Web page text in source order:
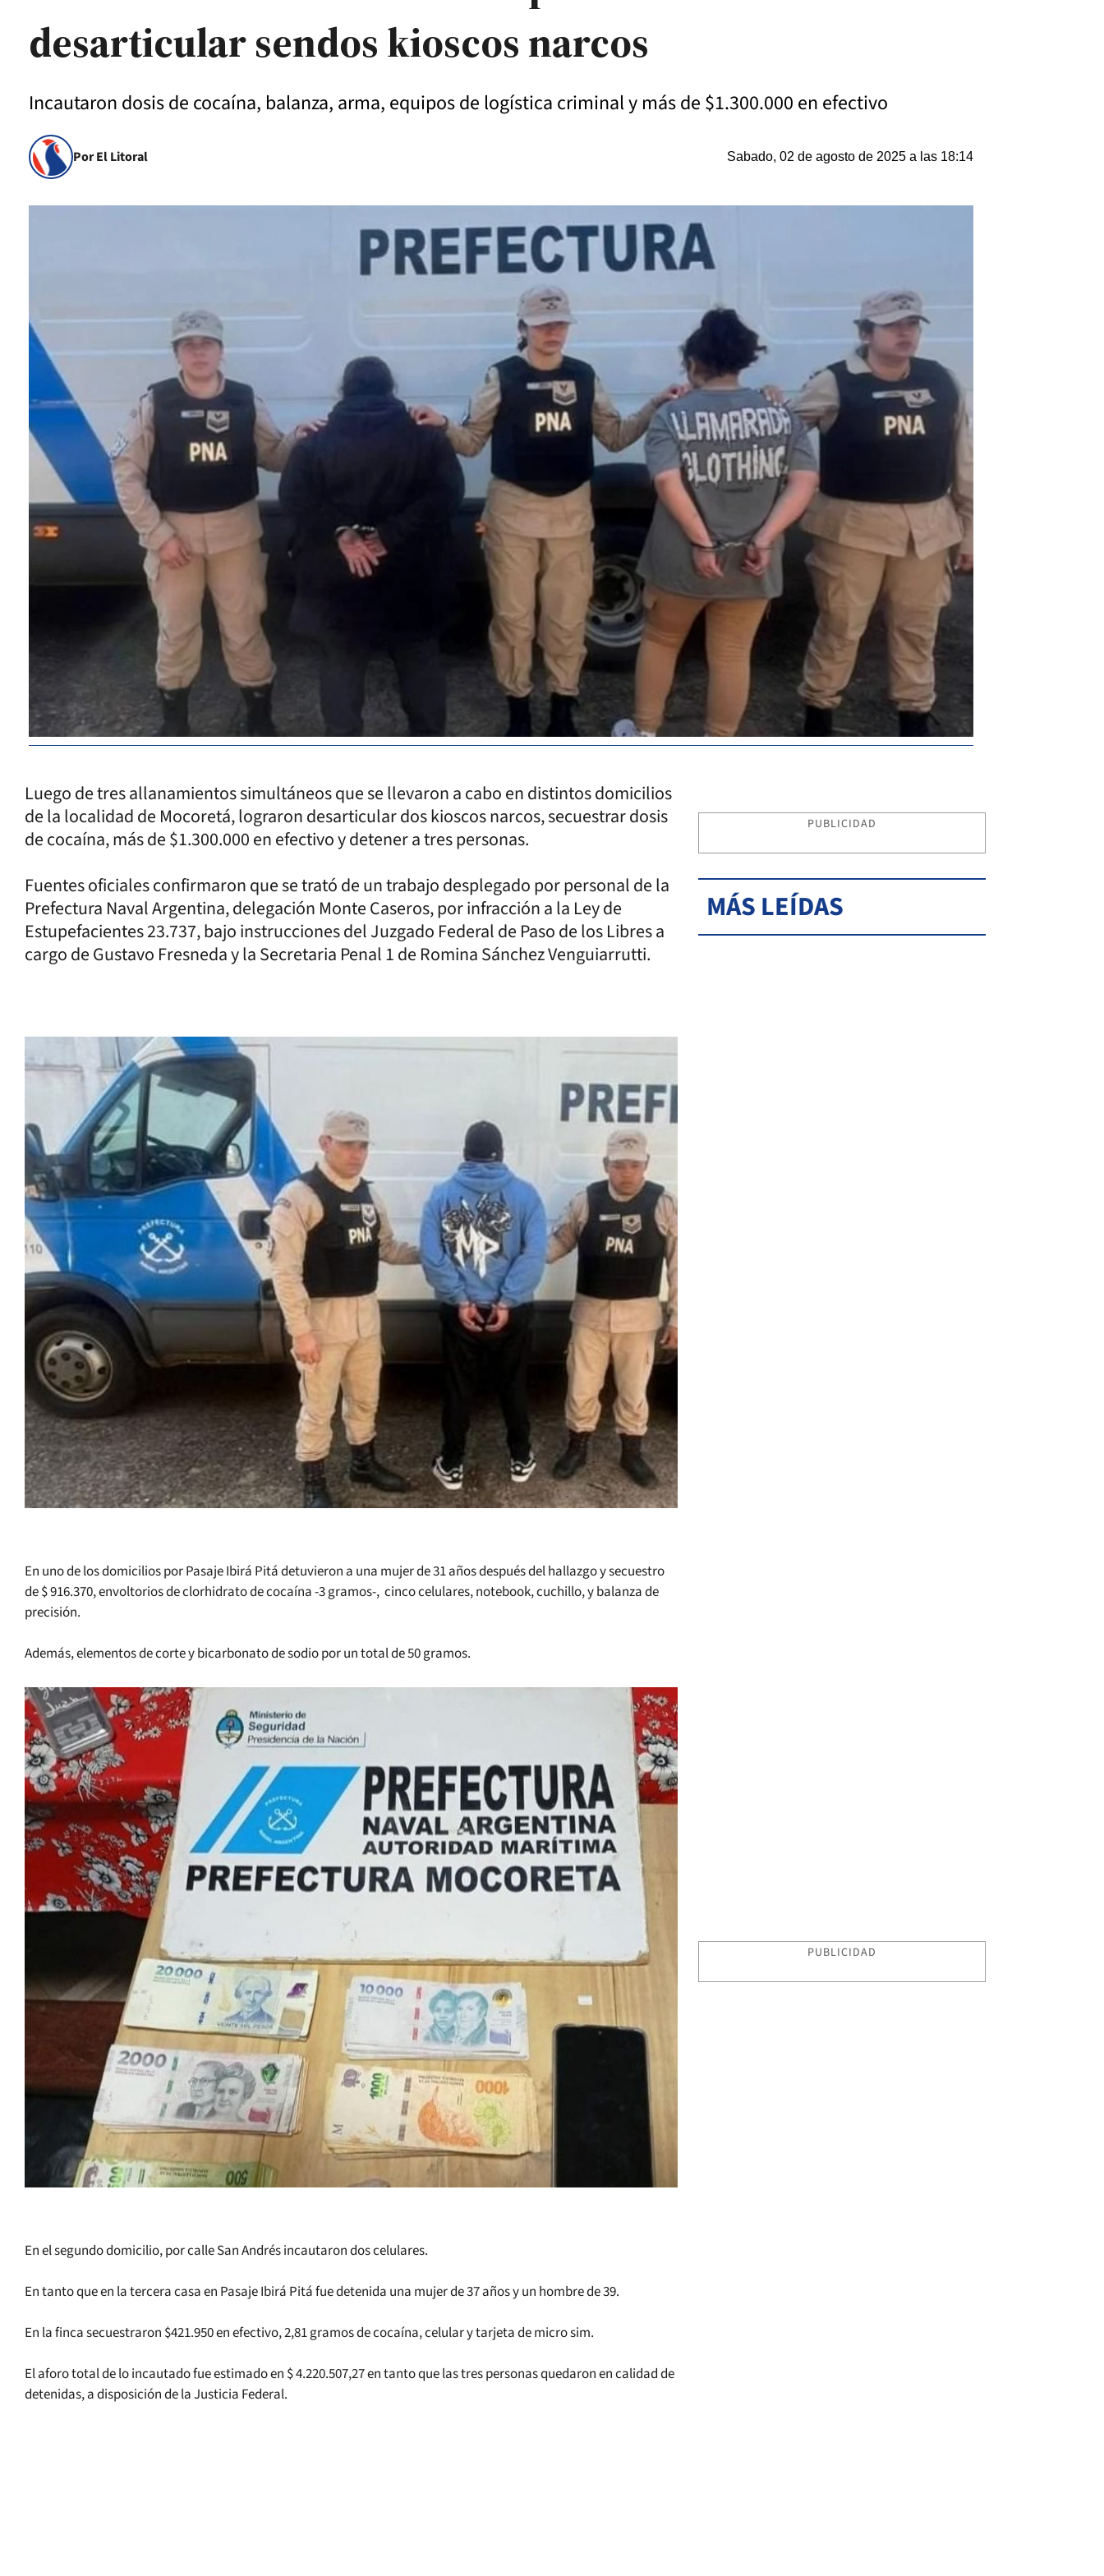
desarticular sendos kioscos narcos
Incautaron dosis de cocaína, balanza, arma, equipos de logística criminal y más de $1.300.000 en efectivo
Por El Litoral Sabado, 02 de agosto de 2025 a las 18:14
Luego de tres allanamientos simultáneos que se llevaron a cabo en distintos domicilios
de la localidad de Mocoretá, lograron desarticular dos kioscos narcos, secuestrar dosis
de cocaína, más de $1.300.000 en efectivo y detener a tres personas.
Fuentes oficiales confirmaron que se trató de un trabajo desplegado por personal de la
Prefectura Naval Argentina, delegación Monte Caseros, por infracción a la Ley de
Estupefacientes 23.737, bajo instrucciones del Juzgado Federal de Paso de los Libres a
cargo de Gustavo Fresneda y la Secretaria Penal 1 de Romina Sánchez Venguiarrutti.
En uno de los domicilios por Pasaje Ibirá Pitá detuvieron a una mujer de 31 años después del hallazgo y secuestro
de $ 916.370, envoltorios de clorhidrato de cocaína -3 gramos-, cinco celulares, notebook, cuchillo, y balanza de
precisión.
Además, elementos de corte y bicarbonato de sodio por un total de 50 gramos.
En el segundo domicilio, por calle San Andrés incautaron dos celulares.
En tanto que en la tercera casa en Pasaje Ibirá Pitá fue detenida una mujer de 37 años y un hombre de 39.
En la finca secuestraron $421.950 en efectivo, 2,81 gramos de cocaína, celular y tarjeta de micro sim.
El aforo total de lo incautado fue estimado en $ 4.220.507,27 en tanto que las tres personas quedaron en calidad de
detenidas, a disposición de la Justicia Federal.
PUBLICIDAD
MÁS LEÍDAS
PUBLICIDAD